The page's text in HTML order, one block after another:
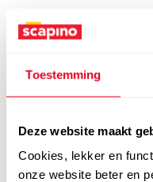
Toestemming
Deze website maakt
Cookies, lekker en
onze website beter en